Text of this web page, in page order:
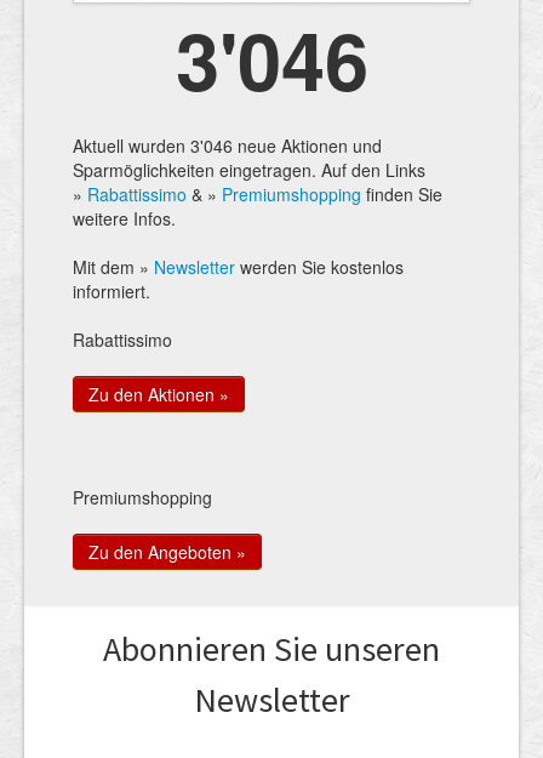
3'046
Aktuell wurden 3'046 neue Aktionen und
Sparmöglichkeiten eingetragen. Auf den Links
» Rabattissimo & » Premiumshopping finden Sie
weitere Infos.
Mit dem » Newsletter werden Sie kostenlos
informiert.
Rabattissimo
Zu den Aktionen »
Premiumshopping
Zu den Angeboten »
Abonnieren Sie unseren
News­letter